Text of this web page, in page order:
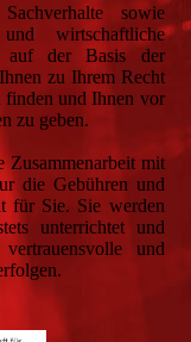
sowie
wirtschaftliche
auf der Basis der
zu Ihrem Recht
finden und Ihnen vor
zu geben.
Zusammenarbeit mit
die Gebühren und
für Sie. Sie werden
unterrichtet und
und